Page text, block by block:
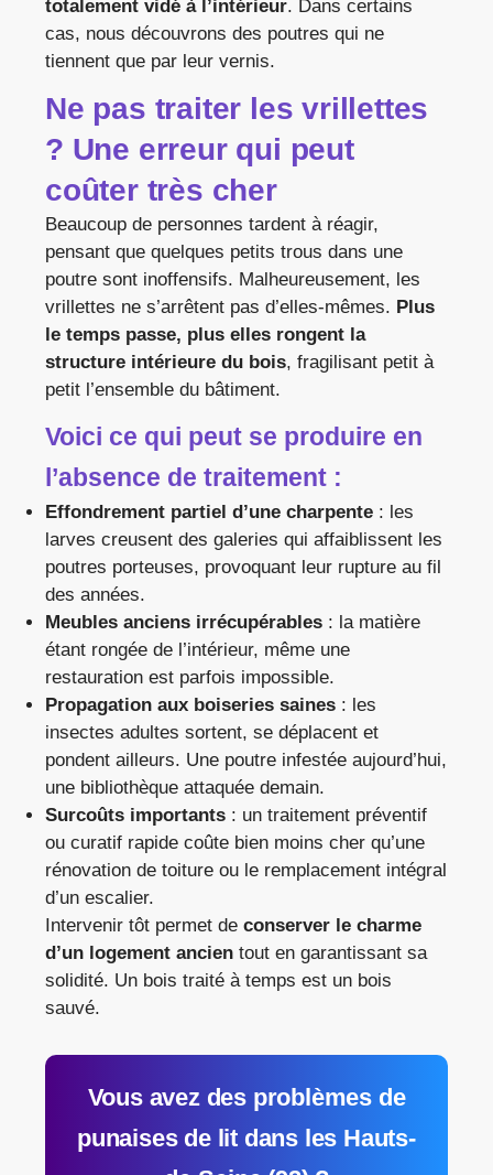
totalement vidé à l’intérieur. Dans certains
cas, nous découvrons des poutres qui ne
tiennent que par leur vernis.
Ne pas traiter les vrillettes
? Une erreur qui peut
coûter très cher
Beaucoup de personnes tardent à réagir,
pensant que quelques petits trous dans une
poutre sont inoffensifs. Malheureusement, les
vrillettes ne s’arrêtent pas d’elles-mêmes. Plus
le temps passe, plus elles rongent la
structure intérieure du bois, fragilisant petit à
petit l’ensemble du bâtiment.
Voici ce qui peut se produire en
l’absence de traitement :
Effondrement partiel d’une charpente : les
larves creusent des galeries qui affaiblissent les
poutres porteuses, provoquant leur rupture au fil
des années.
Meubles anciens irrécupérables : la matière
étant rongée de l’intérieur, même une
restauration est parfois impossible.
Propagation aux boiseries saines : les
insectes adultes sortent, se déplacent et
pondent ailleurs. Une poutre infestée aujourd’hui,
une bibliothèque attaquée demain.
Surcoûts importants : un traitement préventif
ou curatif rapide coûte bien moins cher qu’une
rénovation de toiture ou le remplacement intégral
d’un escalier.
Intervenir tôt permet de conserver le charme
d’un logement ancien tout en garantissant sa
solidité. Un bois traité à temps est un bois
sauvé.
Vous avez des problèmes de
punaises de lit dans les Hauts-